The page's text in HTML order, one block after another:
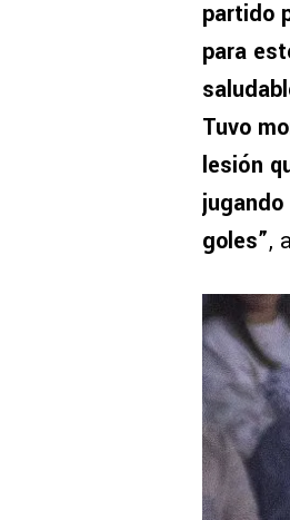
partido
para
Tuvo
lesión
goles”,